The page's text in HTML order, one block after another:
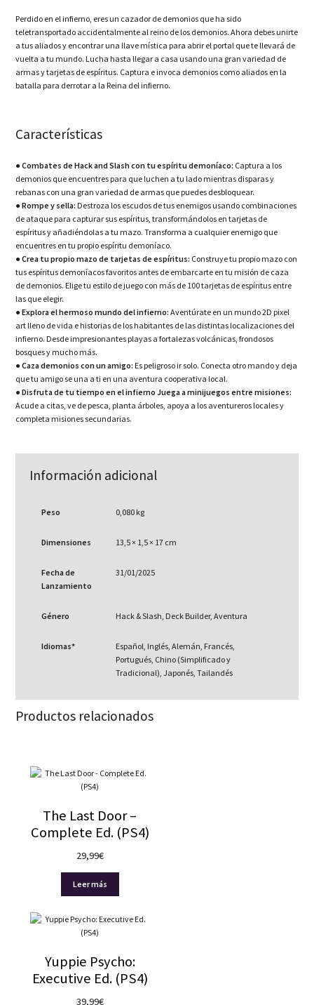
Perdido en el infierno, eres un cazador de demonios que ha sido
teletransportado accidentalmente al reino de los demonios. Ahora debes unirte
a tus aliados y encontrar una llave mística para abrir el portal que te llevará de
vuelta a tu mundo. Lucha hasta llegar a casa usando una gran variedad de
armas y tarjetas de espíritus. Captura e invoca demonios como aliados en la
batalla para derrotar a la Reina del infierno.
Características
●Combates de Hack and Slash con tu espíritu demoníaco: Captura a los
demonios que encuentres para que luchen a tu lado mientras disparas y
rebanas con una gran variedad de armas que puedes desbloquear.
●Rompe y sella: Destroza los escudos de tus enemigos usando combinaciones
de ataque para capturar sus espíritus, transformándolos en tarjetas de
espíritus y añadiéndolas a tu mazo. Transforma a cualquier enemigo que
encuentres en tu propio espíritu demoníaco.
●Crea tu propio mazo de tarjetas de espíritus: Construye tu propio mazo con
tus espíritus demoníacos favoritos antes de embarcarte en tu misión de caza
de demonios. Elige tu estilo de juego con más de 100 tarjetas de espíritus entre
las que elegir.
●Explora el hermoso mundo del infierno: Aventúrate en un mundo 2D pixel
art lleno de vida e historias de los habitantes de las distintas localizaciones del
infierno. Desde impresionantes playas a fortalezas volcánicas, frondosos
bosques y mucho más.
●Caza demonios con un amigo: Es peligroso ir solo. Conecta otro mando y deja
que tu amigo se una a ti en una aventura cooperativa local.
●Disfruta de tu tiempo en el infierno Juega a minijuegos entre misiones:
Acude a citas, ve de pesca, planta árboles, apoya a los aventureros locales y
completa misiones secundarias.
Información adicional
Peso 0,080 kg
Dimensiones 13,5 × 1,5 × 17 cm
Fecha de
Lanzamiento
31/01/2025
Género Hack & Slash, Deck Builder, Aventura
Idiomas*
Español, Inglés, Alemán, Francés,
Portugués, Chino (Simplificado y
Tradicional), Japonés, Tailandés
Productos relacionados
The Last Door –
Complete Ed. (PS4)
29,99€
Leer más
Yuppie Psycho:
Executive Ed. (PS4)
39,99€